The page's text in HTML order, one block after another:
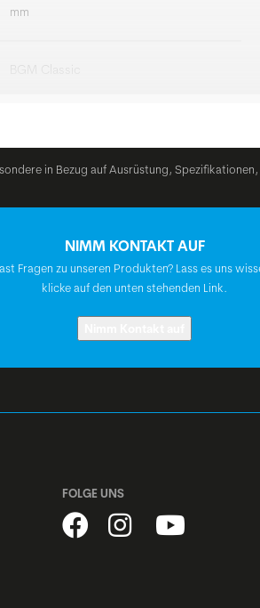
mm
BGM Classic
gefedert
BGM Classic, Gewinde, 1 1/8"
Shimano Nabendynamo, DH-C3000
Shimano Nexus, SG-C3001-7,
Schwalbe Big Ben (Road Cruiser), Reflex-
in Bezug auf Ausrüstung, Spezifikationen,
NIMM KONTAKT AUF
Fragen zu unseren Produkten? Lass es uns
klicke auf den unten stehenden Link.
FOLGE UNS